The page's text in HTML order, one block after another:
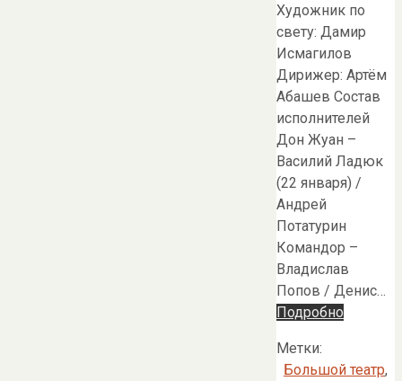
Художник по
свету: Дамир
Исмагилов
Дирижер: Артём
Абашев Состав
исполнителей
Дон Жуан –
Василий Ладюк
(22 января) /
Андрей
Потатурин
Командор –
Владислав
Попов / Денис…
Подробно
Метки:
Большой театр,